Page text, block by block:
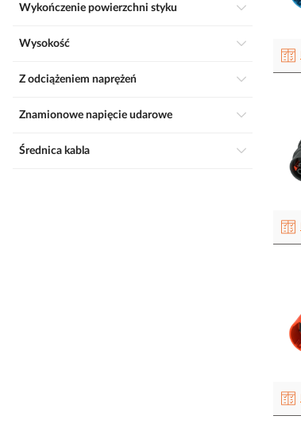
Wykończenie powierzchni styku
Wysokość
Z odciążeniem naprężeń
Znamionowe napięcie udarowe
Średnica kabla